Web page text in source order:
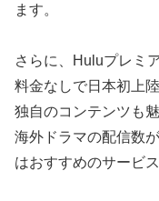
ます。
さらに、Huluプレミ
料金なしで日本初上
独自のコンテンツも
海外ドラマの配信数
はおすすめのサービ